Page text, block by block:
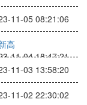
11-05 08:21:06
高
11-04 18:47:21
11-03 13:58:20
11-02 22:30:02